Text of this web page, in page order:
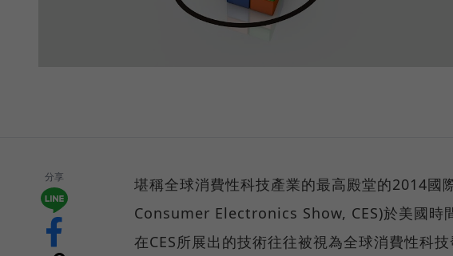
分享
堪稱全球消費性科技產業的最高殿堂的2014
Consumer Electronics Show, CES)於美國時
在CES所展出的技術往往被視為全球消費性科